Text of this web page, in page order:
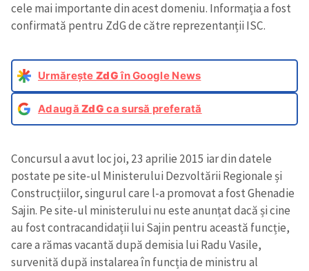
cele mai importante din acest domeniu. Informația a fost
confirmată pentru ZdG de către reprezentanții ISC.
Urmărește ZdGîn Google News
AdaugăZdG ca sursă preferată
Concursul a avut loc joi, 23 aprilie 2015 iar din datele
postate pe site-ul Ministerului Dezvoltării Regionale și
Construcțiilor, singurul care l-a promovat a fost Ghenadie
Sajin. Pe site-ul ministerului nu este anunțat dacă și cine
au fost contracandidații lui Sajin pentru această funcție,
care a rămas vacantă după demisia lui Radu Vasile,
survenită după instalarea în funcția de ministru al